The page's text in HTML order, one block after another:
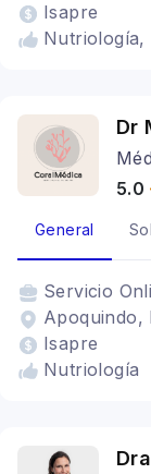
Isapre
Nutriología,
Dr
5.0
General
Servicio
Apoquindo,
Isapre
Nutriología